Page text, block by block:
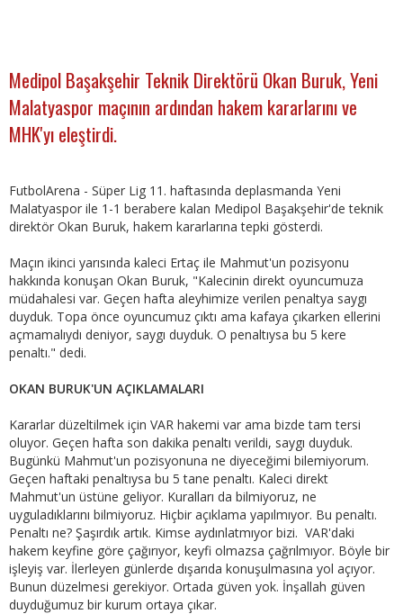
Medipol Başakşehir Teknik Direktörü Okan Buruk, Yeni
Malatyaspor maçının ardından hakem kararlarını ve
MHK'yı eleştirdi.
FutbolArena - Süper Lig 11. haftasında deplasmanda Yeni
Malatyaspor ile 1-1 berabere kalan Medipol Başakşehir'de teknik
direktör Okan Buruk, hakem kararlarına tepki gösterdi.
Maçın ikinci yarısında kaleci Ertaç ile Mahmut'un pozisyonu
hakkında konuşan Okan Buruk, "Kalecinin direkt oyuncumuza
müdahalesi var. Geçen hafta aleyhimize verilen penaltya saygı
duyduk. Topa önce oyuncumuz çıktı ama kafaya çıkarken ellerini
açmamalıydı deniyor, saygı duyduk. O penaltıysa bu 5 kere
penaltı." dedi.
OKAN BURUK'UN AÇIKLAMALARI
Kararlar düzeltilmek için VAR hakemi var ama bizde tam tersi
oluyor. Geçen hafta son dakika penaltı verildi, saygı duyduk.
Bugünkü Mahmut'un pozisyonuna ne diyeceğimi bilemiyorum.
Geçen haftaki penaltıysa bu 5 tane penaltı. Kaleci direkt
Mahmut'un üstüne geliyor. Kuralları da bilmiyoruz, ne
uyguladıklarını bilmiyoruz. Hiçbir açıklama yapılmıyor. Bu penaltı.
Penaltı ne? Şaşırdık artık. Kimse aydınlatmıyor bizi. VAR'daki
hakem keyfine göre çağırıyor, keyfi olmazsa çağrılmıyor. Böyle bir
işleyiş var. İlerleyen günlerde dışarıda konuşulmasına yol açıyor.
Bunun düzelmesi gerekiyor. Ortada güven yok. İnşallah güven
duyduğumuz bir kurum ortaya çıkar.